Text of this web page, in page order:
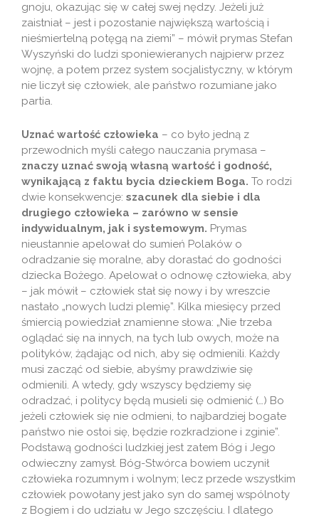
gnoju, okazując się w całej swej nędzy. Jeżeli już
zaistniał – jest i pozostanie największą wartością i
nieśmiertelną potęgą na ziemi” – mówił prymas Stefan
Wyszyński do ludzi sponiewieranych najpierw przez
wojnę, a potem przez system socjalistyczny, w którym
nie liczył się człowiek, ale państwo rozumiane jako
partia.
Uznać wartość człowieka – co było jedną z
przewodnich myśli całego nauczania prymasa –
znaczy uznać swoją własną wartość i godność,
wynikającą z faktu bycia dzieckiem Boga. To rodzi
dwie konsekwencje: szacunek dla siebie i dla
drugiego człowieka – zarówno w sensie
indywidualnym, jak i systemowym. Prymas
nieustannie apelował do sumień Polaków o
odradzanie się moralne, aby dorastać do godności
dziecka Bożego. Apelował o odnowę człowieka, aby
– jak mówił – człowiek stał się nowy i by wreszcie
nastało „nowych ludzi plemię”. Kilka miesięcy przed
śmiercią powiedział znamienne słowa: „Nie trzeba
oglądać się na innych, na tych lub owych, może na
polityków, żądając od nich, aby się odmienili. Każdy
musi zacząć od siebie, abyśmy prawdziwie się
odmienili. A wtedy, gdy wszyscy będziemy się
odradzać, i politycy będą musieli się odmienić (…) Bo
jeżeli człowiek się nie odmieni, to najbardziej bogate
państwo nie ostoi się, będzie rozkradzione i zginie”.
Podstawą godności ludzkiej jest zatem Bóg i Jego
odwieczny zamysł. Bóg-Stwórca bowiem uczynił
człowieka rozumnym i wolnym; lecz przede wszystkim
człowiek powołany jest jako syn do samej wspólnoty
z Bogiem i do udziału w Jego szczęściu. I dlatego